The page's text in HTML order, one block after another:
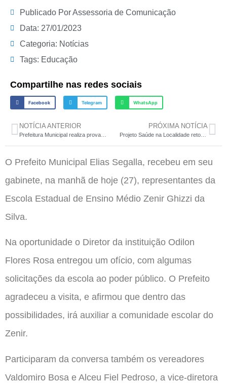
Publicado PorAssessoria de Comunicação
Data: 27/01/2023
Categoria: Notícias
Tags: Educação
Compartilhe nas redes sociais
Facebook Telegram WhatsApp
NOTÍCIA ANTERIOR PRÓXIMA NOTÍCIA
O Prefeito Municipal Elias Segalla, recebeu em seu
gabinete, na manhã de hoje (27), representantes da
Escola Estadual de Ensino Médio Zenir Ghizzi da
Silva.
Na oportunidade o Diretor da instituição Odilon
Flores Rosa entregou um ofício, com algumas
solicitações da escola ao poder público. O Prefeito
agradeceu a visita, e afirmou que dentro das
possibilidades, irá auxiliar a comunidade escolar do
Zenir.
Participaram da conversa também os vereadores
Valdomiro Bosa e Alceu Fiel Pedroso, a vice-diretora